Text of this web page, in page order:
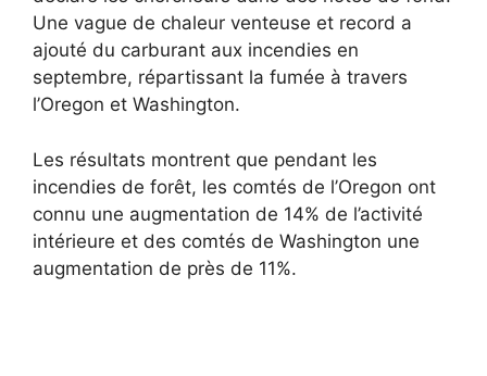
Une vague de chaleur venteuse et record a
ajouté du carburant aux incendies en
septembre, répartissant la fumée à travers
l’Oregon et Washington.
Les résultats montrent que pendant les
incendies de forêt, les comtés de l’Oregon ont
connu une augmentation de 14% de l’activité
intérieure et des comtés de Washington une
augmentation de près de 11%.